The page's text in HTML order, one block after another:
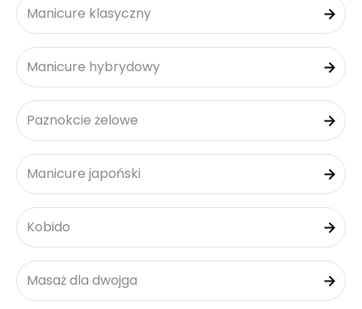
Manicure klasyczny
Manicure hybrydowy
Paznokcie żelowe
Manicure japoński
Kobido
Masaż dla dwojga